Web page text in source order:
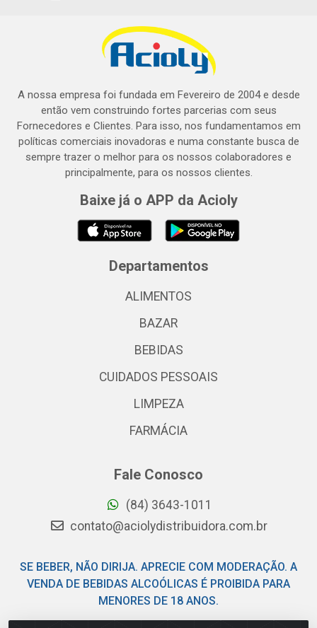
A nossa empresa foi fundada em Fevereiro de 2004 e desde
então vem construindo fortes parcerias com seus
Fornecedores e Clientes. Para isso, nos fundamentamos em
políticas comerciais inovadoras e numa constante busca de
sempre trazer o melhor para os nossos colaboradores e
principalmente, para os nossos clientes.
Baixe já o APP da Acioly
Departamentos
ALIMENTOS
BAZAR
BEBIDAS
CUIDADOS PESSOAIS
LIMPEZA
FARMÁCIA
Fale Conosco
(84) 3643-1011
contato@aciolydistribuidora.com.br
SE BEBER, NÃO DIRIJA. APRECIE COM MODERAÇÃO. A
VENDA DE BEBIDAS ALCOÓLICAS É PROIBIDA PARA
MENORES DE 18 ANOS.